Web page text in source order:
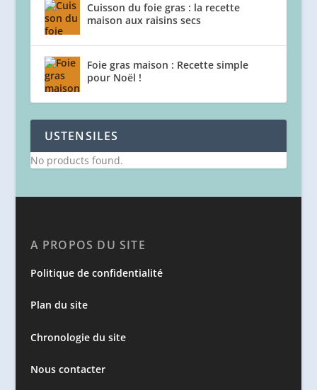
Cuisson du foie gras : la recette
maison aux raisins secs
Foie gras maison : Recette simple
pour Noël !
USTENSILES
No products found.
A PROPOS DU SITE
Politique de confidentialité
Plan du site
Chronologie du site
Nous contacter